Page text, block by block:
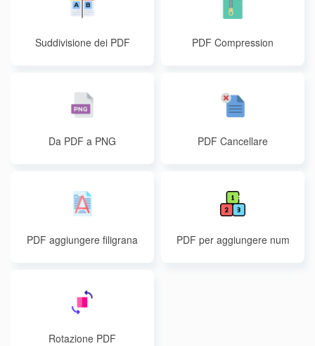
Suddivisione dei PDF PDF Compression
Da PDF a PNG PDF Cancellare
PDF aggiungere filigrana
PDF per aggiungere num
Rotazione PDF